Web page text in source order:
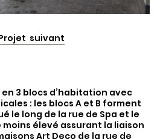
3 blocs d’habitation avec
: les blocs A et B forment
le long de la rue de Spa et le
moins élevé assurant la liaison
Art Deco de la rue de
suivant